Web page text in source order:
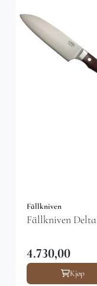
Fällkniven
Fällkniven Delta
4.730,00
Kjøp